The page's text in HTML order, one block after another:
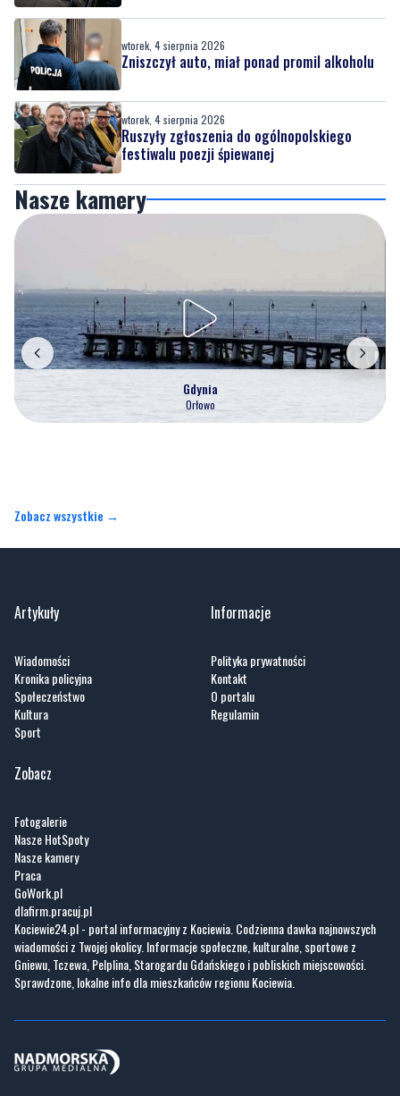
wtorek, 4 sierpnia 2026
Zniszczył auto, miał ponad promil alkoholu
wtorek, 4 sierpnia 2026
Ruszyły zgłoszenia do ogólnopolskiego
festiwalu poezji śpiewanej
Nasze kamery
Gdynia
Orłowo
Zobacz wszystkie →
Artykuły
Wiadomości
Kronika policyjna
Społeczeństwo
Kultura
Sport
Informacje
Polityka prywatności
Kontakt
O portalu
Regulamin
Zobacz
Fotogalerie
Nasze HotSpoty
Nasze kamery
Praca
GoWork.pl
dlafirm.pracuj.pl
Kociewie24.pl - portal informacyjny z Kociewia. Codzienna dawka najnowszych
wiadomości z Twojej okolicy. Informacje społeczne, kulturalne, sportowe z
Gniewu, Tczewa, Pelplina, Starogardu Gdańskiego i pobliskich miejscowości.
Sprawdzone, lokalne info dla mieszkańców regionu Kociewia.